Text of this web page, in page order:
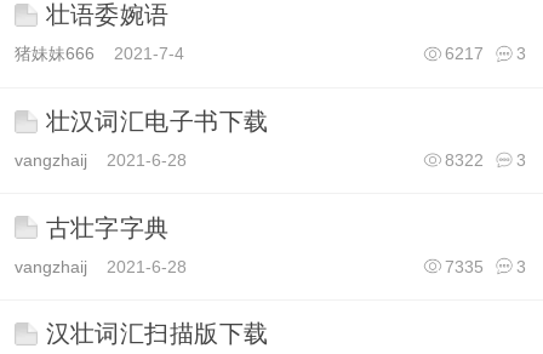
壮语委婉语
猪妹妹666 2021-7-4 3
6217
壮汉词汇电子书下载
vangzhaij 2021-6-28 3
8322
古壮字字典
vangzhaij 2021-6-28 3
7335
汉壮词汇扫描版下载